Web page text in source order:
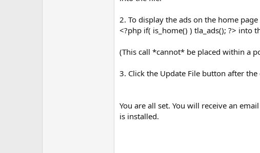
2. To display the ads on the home
<?php if( is_home() ) tla_ads(); ?> into
(This call *cannot* be placed within a
3. Click the Update File button after the
You are all set. You will receive an
is installed.